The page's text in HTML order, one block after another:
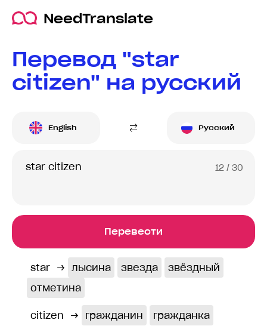
NeedTranslate
Перевод "star
citizen" на русский
English Русский
12 / 30
Перевести
star → лысина звезда
звёздный
отметина
citizen → гражданин
гражданка